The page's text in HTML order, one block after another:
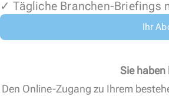
✓ Tägliche Branchen-Briefings
Ihr
Sie
Den Online-Zugang zu Ihrem